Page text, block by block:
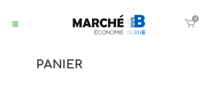
0
PANIER